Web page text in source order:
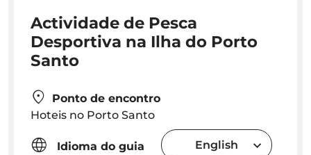
Actividade de Pesca
Desportiva na Ilha do Porto
Santo
Ponto de encontro
Hoteis no Porto Santo
Idioma do guia English